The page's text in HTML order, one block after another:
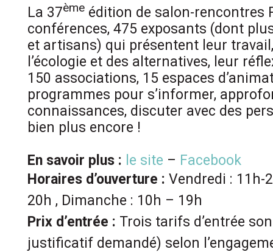
La 37ème édition de salon-rencontres
conférences, 475 exposants (dont
et artisans) qui présentent leur
l’écologie et des alternatives, leur
150 associations, 15 espaces
programmes pour s’informer,
connaissances, discuter avec des
bien plus encore !
En savoir plus : le site – Facebook
Horaires d’ouverture : Vendredi : 11h-
20h , Dimanche : 10h – 19h
Prix d’entrée : Trois tarifs d’entrée
justificatif demandé) selon